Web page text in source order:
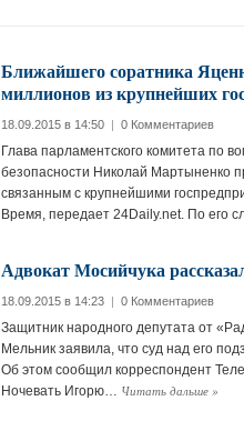
Ближайшего соратника
миллионов из крупнейших
18.09.2015 в 14:50 | 0 Комментариев
Глава парламентского комитета по
безопасности Николай Мартыненко
связанным с крупнейшими
Время, передает 24Daily.net. По его
Адвокат Мосийчука
18.09.2015 в 14:23 | 0 Комментариев
Защитник народного депутата от
Мельник заявила, что суд над его
Об этом сообщил корреспондент
Ночевать Игорю… Читать дальше »